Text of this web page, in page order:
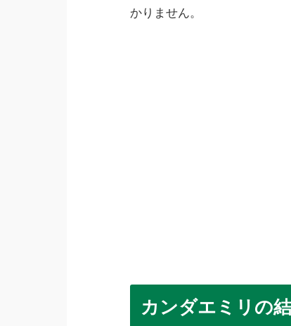
かりません。
カンダエミリの